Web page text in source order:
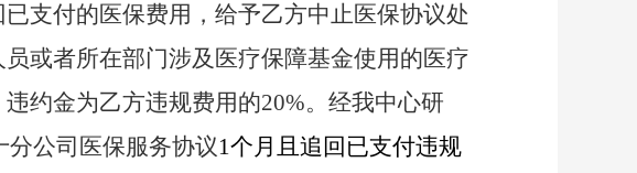
支付的医保费用，给予乙方中止医保协议处
或者所在部门涉及医疗保障基金使用的医疗
约金为乙方违规费用的20%。 经我中心研
分公司医保服务协议1个月且追回已支付违规